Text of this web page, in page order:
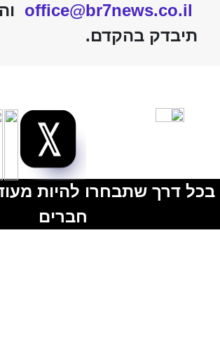
office@br7news.co.il
תיבדק בהקדם.
בכל דרך שתבחרו להיות
חברים